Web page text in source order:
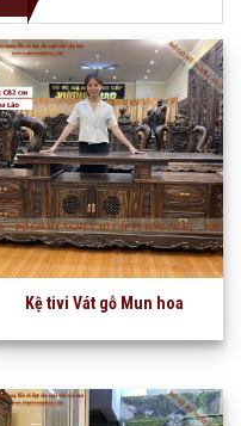
Kệ tivi Vát gỗ Mun hoa